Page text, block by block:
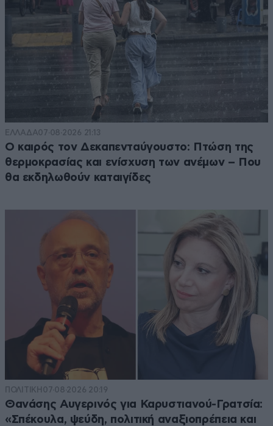
ΕΛΛΑΔΑ07·08·2026 21:13
Ο καιρός τον Δεκαπενταύγουστο: Πτώση της
θερμοκρασίας και ενίσχυση των ανέμων – Που
θα εκδηλωθούν καταιγίδες
ΠΟΛΙΤΙΚΗ 07·08·2026 20:19
Θανάσης Αυγερινός για Καρυστιανού-Γρατσία:
«Σπέκουλα, ψεύδη, πολιτική αναξιοπρέπεια και